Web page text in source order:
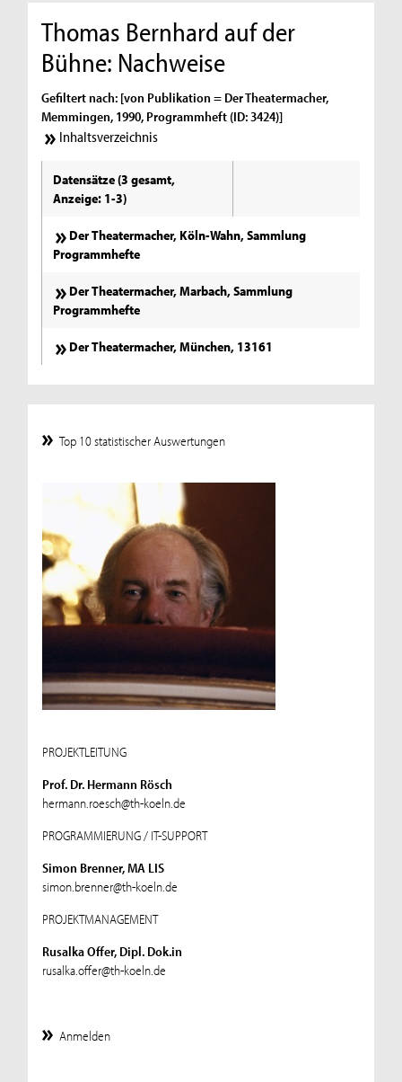
Thomas Bernhard auf der
Bühne: Nachweise
Gefiltert nach: [von Publikation = Der Theatermacher,
Memmingen, 1990, Programmheft (ID: 3424)]
Inhaltsverzeichnis
Datensätze (3 gesamt,
Anzeige: 1-3)
Der Theatermacher, Köln-Wahn, Sammlung
Programmhefte
Der Theatermacher, Marbach, Sammlung
Programmhefte
Der Theatermacher, München, 13161
Top 10 statistischer Auswertungen
PROJEKTLEITUNG
Prof. Dr. Hermann Rösch
hermann.roesch@th-koeln.de
PROGRAMMIERUNG / IT-SUPPORT
Simon Brenner, MA LIS
simon.brenner@th-koeln.de
PROJEKTMANAGEMENT
Rusalka Offer, Dipl. Dok.in
rusalka.offer@th-koeln.de
Anmelden